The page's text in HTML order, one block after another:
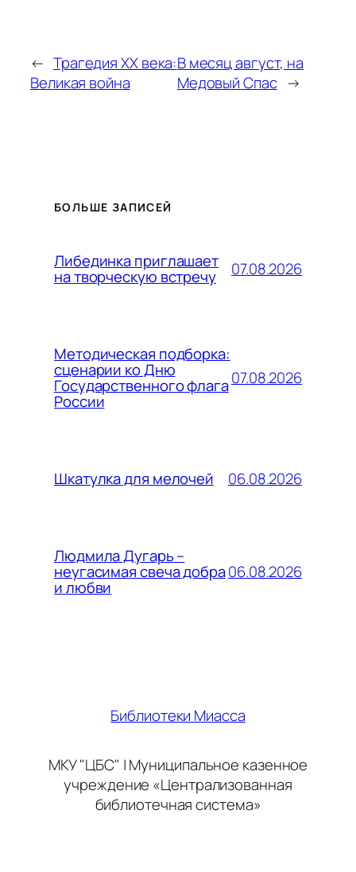
← Трагедия ХХ века:
Великая война
В месяц август, на
Медовый Спас →
БОЛЬШЕ ЗАПИСЕЙ
Либединка приглашает
на творческую встречу 07.08.2026
Методическая подборка:
сценарии ко Дню
Государственного флага
России
07.08.2026
Шкатулка для мелочей 06.08.2026
Людмила Дугарь –
неугасимая свеча добра
и любви
06.08.2026
Библиотеки Миасса
МКУ "ЦБС" | Муниципальное казенное
учреждение «Централизованная
библиотечная система»